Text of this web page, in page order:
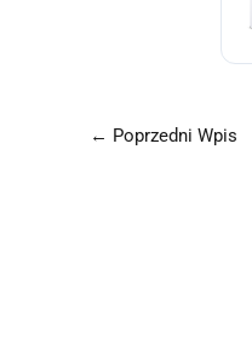
← Poprzedni Wpis